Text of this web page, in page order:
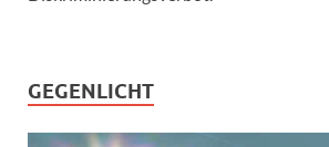
GEGENLICHT